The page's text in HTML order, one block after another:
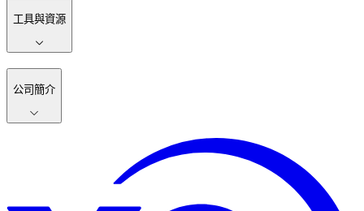
工具與資源
公司簡介